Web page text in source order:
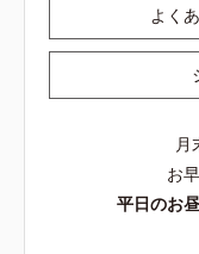
よく
月
お
平日のお